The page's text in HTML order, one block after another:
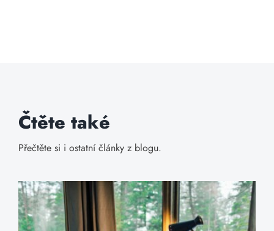
Čtěte také
Přečtěte si i ostatní články z blogu.